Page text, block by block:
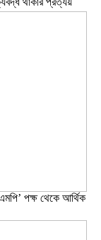
পক্ষ থেকে আর্থিক